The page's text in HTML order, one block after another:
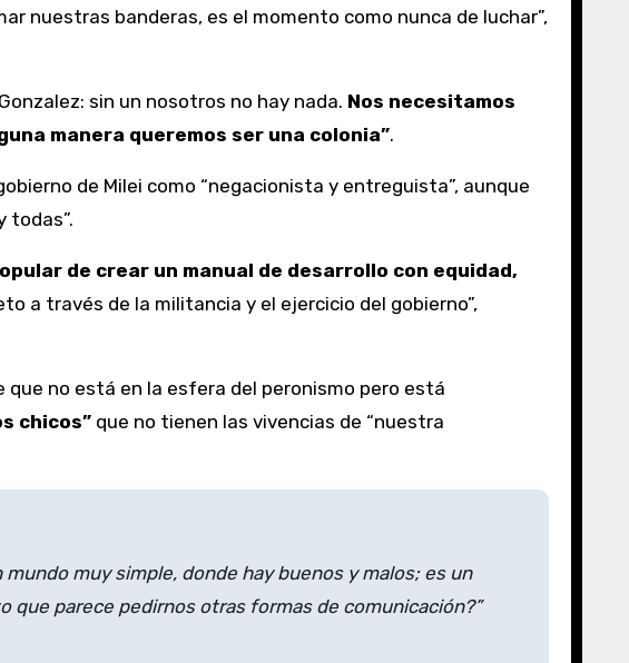
nuestras banderas, es el momento como nunca de luchar”,
sin un nosotros no hay nada. Nos necesitamos
manera queremos ser una colonia”.
de Milei como “negacionista y entreguista”, aunque
todas”.
de crear un manual de desarrollo con equidad,
a través de la militancia y el ejercicio del gobierno”,
que no está en la esfera del peronismo pero está
chicos” que no tienen las vivencias de “nuestra
muy simple, donde hay buenos y malos; es un
que parece pedirnos otras formas de comunicación?”